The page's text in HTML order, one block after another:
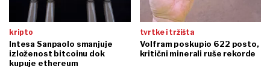
kripto
Intesa Sanpaolo smanjuje
izloženost bitcoinu dok
kupuje ethereum
tvrtke i tržišta
Volfram poskupio 622 posto,
kritični minerali ruše rekorde